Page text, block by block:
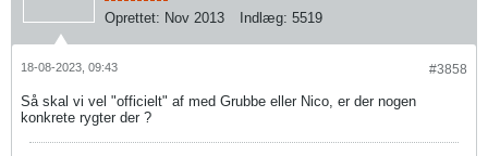
Oprettet: Nov 2013 Indlæg: 5519
#3858
18-08-2023, 09:43
Så skal vi vel "officielt" af med Grubbe eller Nico, er der nogen
konkrete rygter der ?